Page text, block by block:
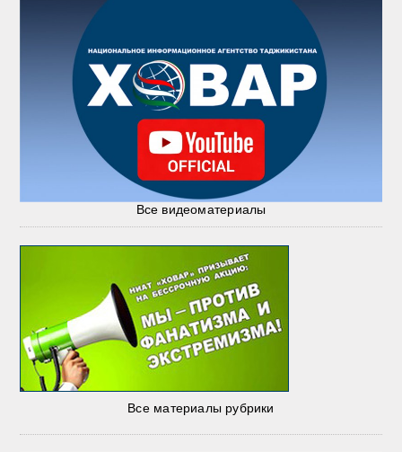
Все видеоматериалы
Все материалы рубрики